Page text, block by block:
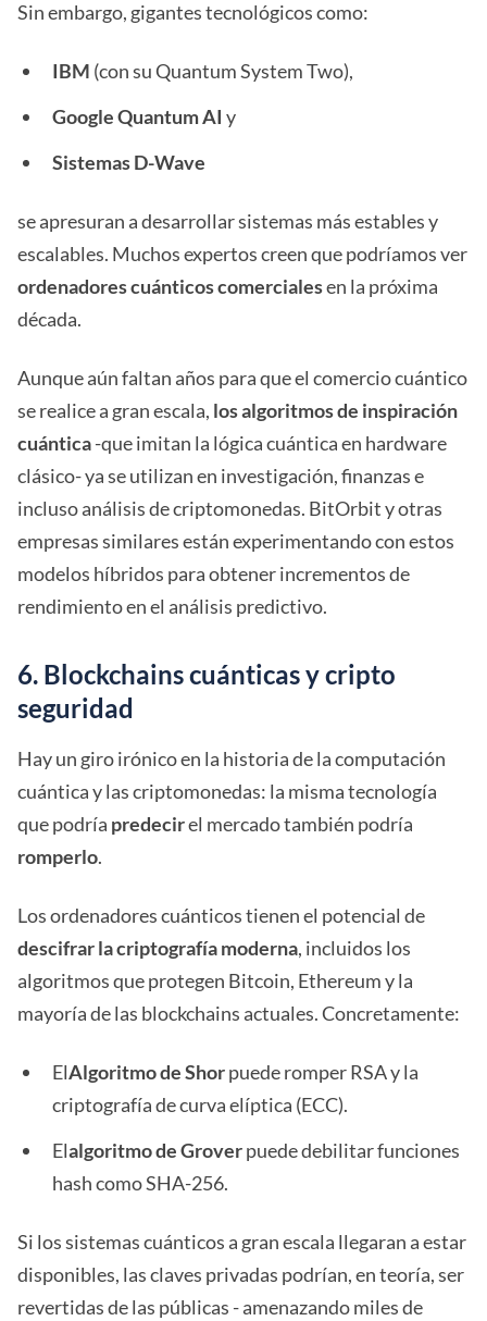
Sin embargo, gigantes tecnológicos como:
IBM (con su Quantum System Two),
Google Quantum AI y
Sistemas D-Wave
se apresuran a desarrollar sistemas más estables y
escalables. Muchos expertos creen que podríamos ver
ordenadores cuánticos comercialesen la próxima
década.
Aunque aún faltan años para que el comercio cuántico
se realice a gran escala, los algoritmos de inspiración
cuántica-que imitan la lógica cuántica en hardware
clásico- ya se utilizan en investigación, finanzas e
incluso análisis de criptomonedas. BitOrbit y otras
empresas similares están experimentando con estos
modelos híbridos para obtener incrementos de
rendimiento en el análisis predictivo.
6. Blockchains cuánticas y cripto
seguridad
Hay un giro irónico en la historia de la computación
cuántica y las criptomonedas: la misma tecnología
que podría predecirel mercado también podría
romperlo.
Los ordenadores cuánticos tienen el potencial de
descifrar la criptografía moderna, incluidos los
algoritmos que protegen Bitcoin, Ethereum y la
mayoría de las blockchains actuales. Concretamente:
ElAlgoritmo de Shorpuede romper RSA y la
criptografía de curva elíptica (ECC).
Elalgoritmo de Groverpuede debilitar funciones
hash como SHA-256.
Si los sistemas cuánticos a gran escala llegaran a estar
disponibles, las claves privadas podrían, en teoría, ser
revertidas de las públicas - amenazando miles de